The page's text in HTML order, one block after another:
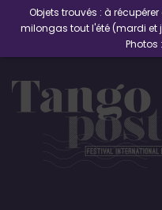
Objets trouvés : à
milongas tout l'été (mardi et
Photos :